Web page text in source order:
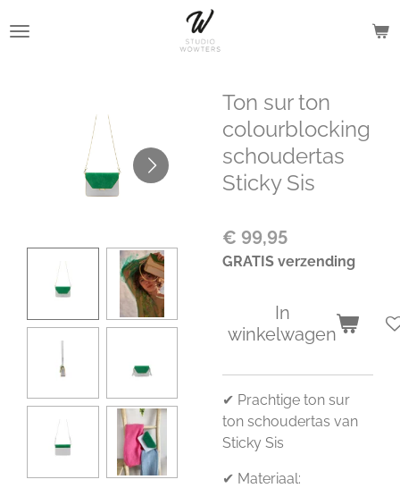
direct
Ton sur ton
colourblocking
schoudertas
Sticky Sis
€ 99,95
GRATIS verzending
In
winkelwagen
✔ Prachtige ton sur
ton schoudertas van
Sticky Sis
✔ Materiaal: